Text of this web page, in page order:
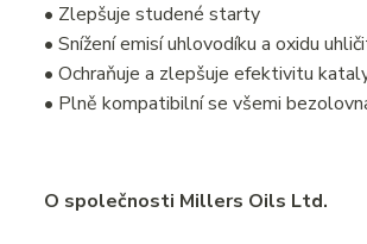
• Zlepšuje studené starty
• Snížení emisí uhlovodíku a oxidu
• Ochraňuje a zlepšuje efektivitu
• Plně kompatibilní se všemi
O společnosti Millers Oils Ltd.